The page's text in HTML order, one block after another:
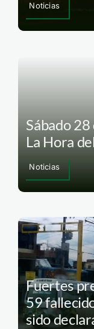
Noticias
Sábado
La Hora
Noticias
Fuertes
59
sido